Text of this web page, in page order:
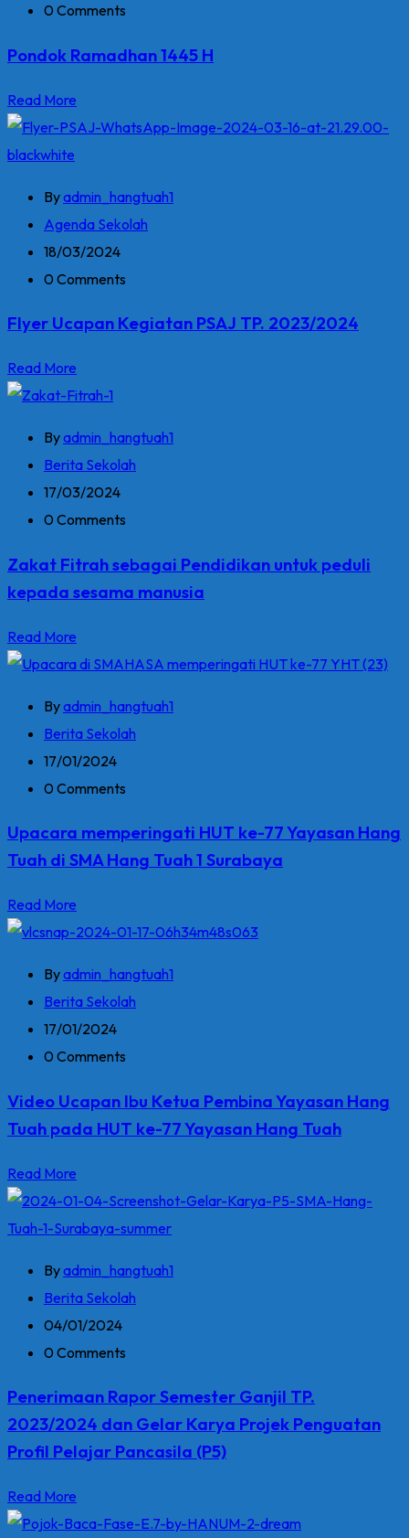
0 Comments
Pondok Ramadhan 1445 H
Read More
Byadmin_hangtuah1
Agenda Sekolah
18/03/2024
0 Comments
Flyer Ucapan Kegiatan PSAJ TP. 2023/2024
Read More
Byadmin_hangtuah1
Berita Sekolah
17/03/2024
0 Comments
Zakat Fitrah sebagai Pendidikan untuk peduli
kepada sesama manusia
Read More
Byadmin_hangtuah1
Berita Sekolah
17/01/2024
0 Comments
Upacara memperingati HUT ke-77 Yayasan Hang
Tuah di SMA Hang Tuah 1 Surabaya
Read More
Byadmin_hangtuah1
Berita Sekolah
17/01/2024
0 Comments
Video Ucapan Ibu Ketua Pembina Yayasan Hang
Tuah pada HUT ke-77 Yayasan Hang Tuah
Read More
Byadmin_hangtuah1
Berita Sekolah
04/01/2024
0 Comments
Penerimaan Rapor Semester Ganjil TP.
2023/2024 dan Gelar Karya Projek Penguatan
Profil Pelajar Pancasila (P5)
Read More